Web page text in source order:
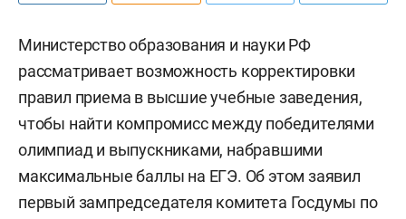
Министерство образования и науки РФ
рассматривает возможность корректировки
правил приема в высшие учебные заведения,
чтобы найти компромисс между победителями
олимпиад и выпускниками, набравшими
максимальные баллы на ЕГЭ. Об этом заявил
первый зампредседателя комитета Госдумы по